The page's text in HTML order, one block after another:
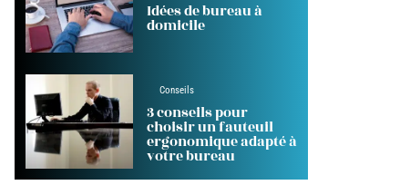
Idées de bureau à
domicile
Conseils
3 conseils pour
choisir un fauteuil
ergonomique adapté à
votre bureau